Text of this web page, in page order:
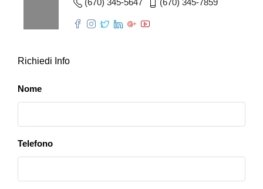
(670) 345-5647 (670) 345-7859
Richiedi Info
Nome
Telefono